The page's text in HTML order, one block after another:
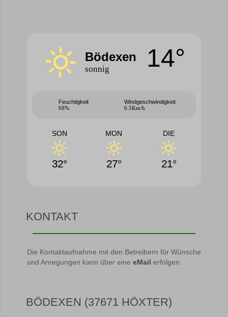
Bödexen
sonnig 14°
Feuchtigkeit
68%
Windgeschwindigkeit
6.5Km/h
SON
32°
MON
27°
DIE
21°
KONTAKT
Die Kontaktaufnahme mit den Betreibern für Wünsche
und Anregungen kann über eine eMail erfolgen.
BÖDEXEN (37671 HÖXTER)